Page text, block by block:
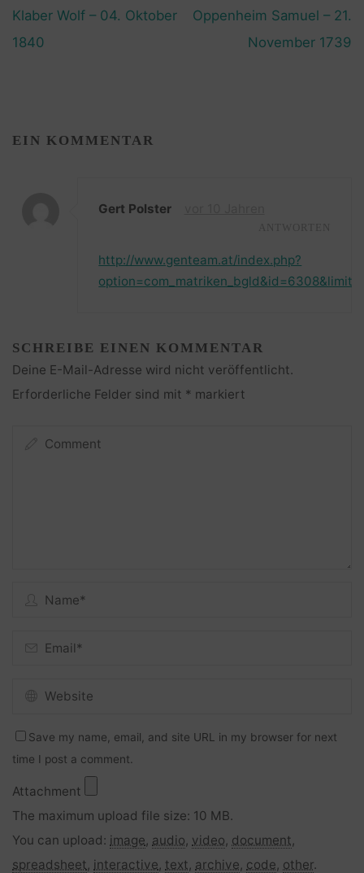
Klaber Wolf – 04. Oktober
1840
Oppenheim Samuel – 21.
November 1739
EIN KOMMENTAR
Gert Polster
http://www.genteam.at/index.php?
SCHREIBE EINEN KOMMENTAR
Deine E-Mail-Adresse wird nicht veröffentlicht.
Erforderliche Felder sind mit * markiert
Save my name, email, and site URL in my browser for next
time I post a comment.
Attachment
The maximum upload file size: 10 MB.
You can upload: image, audio, video, document,
spreadsheet, interactive, text, archive, code, other.